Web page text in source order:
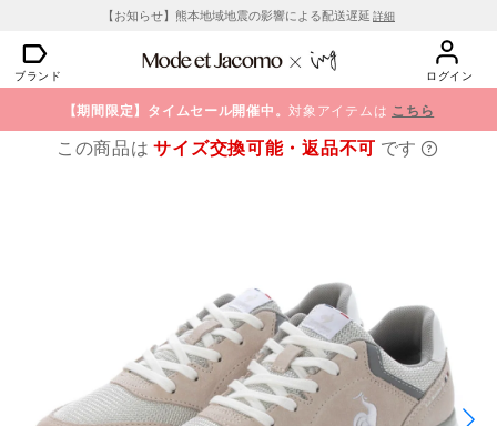
【お知らせ】熊本地域地震の影響による配送遅延 詳細
ブランド ログイン
【期間限定】タイムセール開催中。対象アイテムは こちら
この商品はサイズ交換可能・返品不可 です